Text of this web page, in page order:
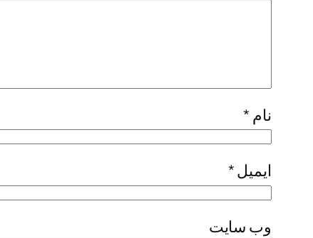
نام *
ایمیل*
وب‌ سایت